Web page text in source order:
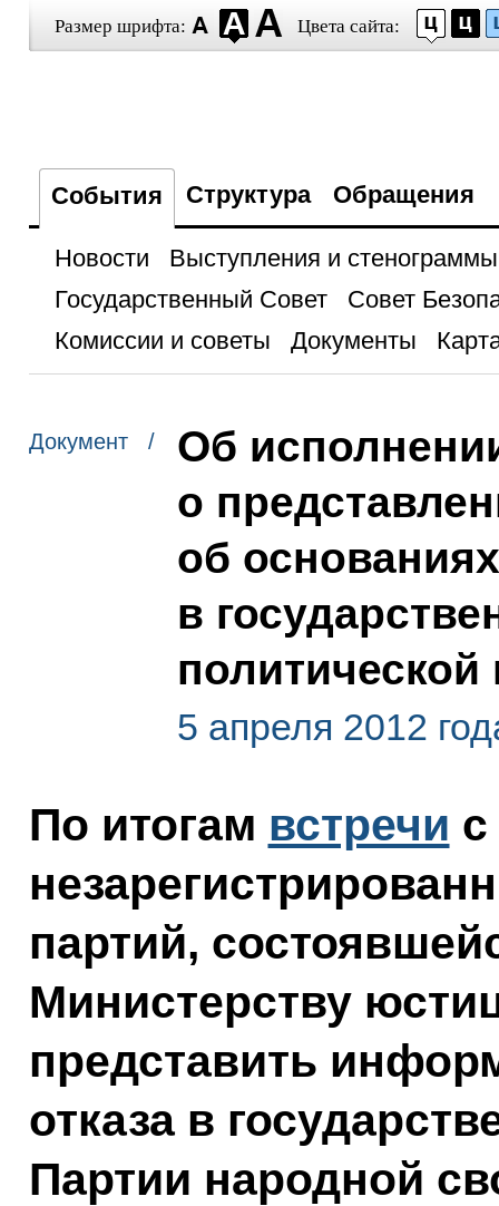
Размер шрифта: Цвета сайта:
События Структура Обращения
Новости
Выступления и стенограммы
Государственный Совет
Совет
Комиссии и советы
Документы
Документ /
Об
о
об
в
5 апреля 2012
По итогам встречи
партий,
Министерству
представить
отказа в
Партии народной